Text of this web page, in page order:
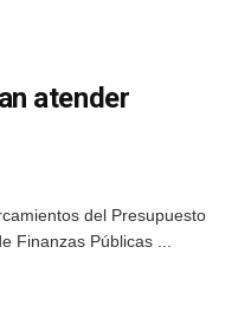
atender
del Presupuesto
Finanzas Públicas ...